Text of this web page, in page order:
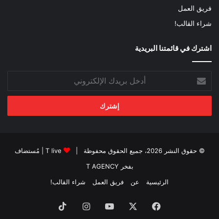
فريق العمل
شراء القالب!
اشترك في قائمتنا البريدية
بريدك
الإلكتروني
© حقوق النشر 2026، جميع الحقوق محفوظة | T live | مُستضاف
بفخر T AGENCY
الرئيسية
عن فريق العمل شراء القالب!
فيسبوك ‫YouTubeانستقرام